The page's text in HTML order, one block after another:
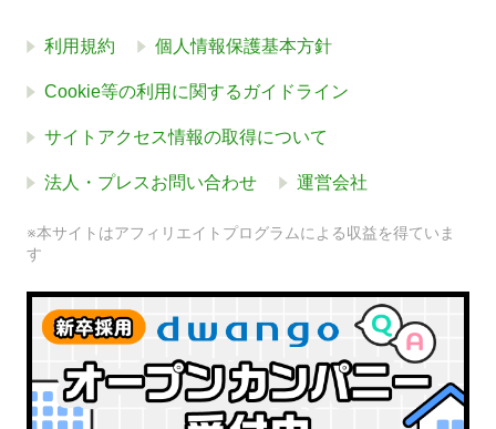
利用規約 個人情報保護基本方針
Cookie等の利用に関するガイドライン
サイトアクセス情報の取得について
法人・プレスお問い合わせ 運営会社
※本サイトはアフィリエイトプログラムによる収益を得ていま
す